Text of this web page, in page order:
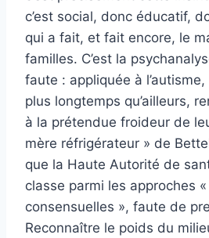
c’est social, donc éducatif,
qui a fait, et fait encore, le
familles. C’est la
faute : appliquée à
plus longtemps qu’ailleurs,
à la prétendue froideur de
mère réfrigérateur » de
que la Haute Autorité de
classe parmi les approches
consensuelles », faute de
Reconnaître le poids du